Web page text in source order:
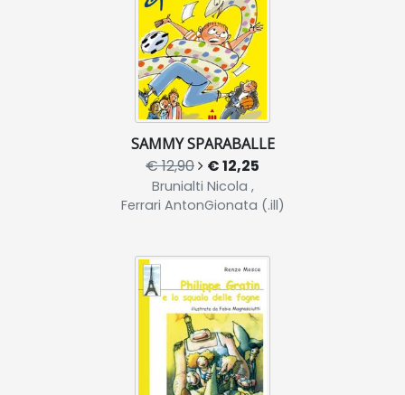
SAMMY SPARABALLE
€ 12,90 € 12,25
Brunialti Nicola ,
Ferrari AntonGionata (.ill)